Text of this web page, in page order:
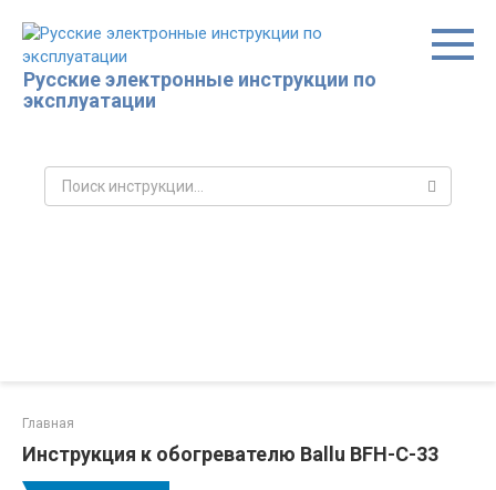
контенту
Русские электронные инструкции по
эксплуатации
Поиск:
Главная
Инструкция к обогревателю Ballu BFH-С-33